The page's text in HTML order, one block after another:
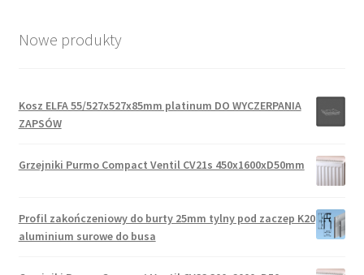
Nowe produkty
Kosz ELFA 55/527x527x85mm platinum DO WYCZERPANIA
ZAPSÓW
Grzejniki Purmo Compact Ventil CV21s 450x1600xD50mm
Profil zakończeniowy do burty 25mm tylny pod zaczep K20
aluminium surowe do busa